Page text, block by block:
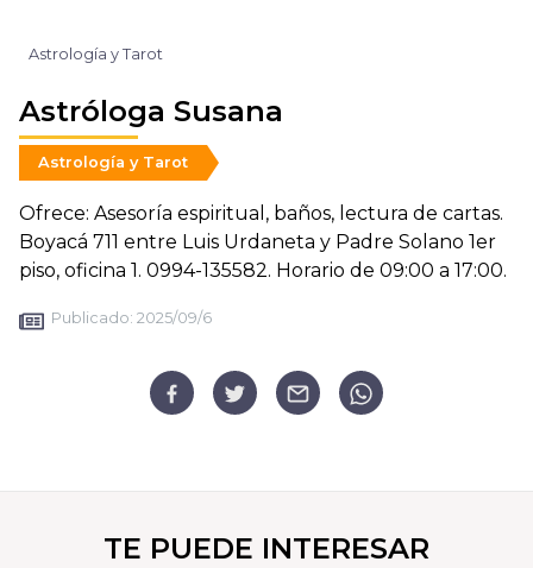
Astrología y Tarot
Astróloga Susana
Astrología y Tarot
Ofrece: Asesoría espiritual, baños, lectura de cartas.
Boyacá 711 entre Luis Urdaneta y Padre Solano 1er
piso, oficina 1. 0994-135582. Horario de 09:00 a 17:00.
Publicado: 2025/09/6
TE PUEDE INTERESAR